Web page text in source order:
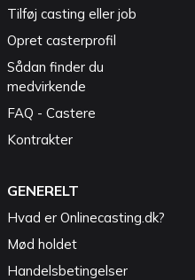
Tilføj casting eller job
Opret casterprofil
Sådan finder du
medvirkende
FAQ - Castere
Kontrakter
GENERELT
Hvad er Onlinecasting.dk?
Mød holdet
Handelsbetingelser